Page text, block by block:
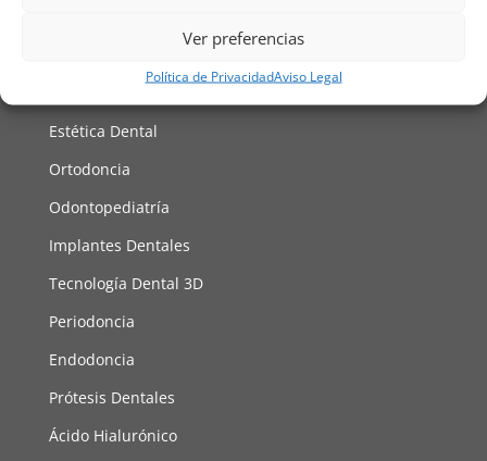
Ver preferencias
Política de PrivacidadAviso Legal
Tratamientos
Estética Dental
Ortodoncia
Odontopediatría
Implantes Dentales
Tecnología Dental 3D
Periodoncia
Endodoncia
Prótesis Dentales
Ácido Hialurónico